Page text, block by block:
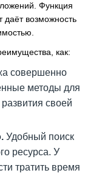
Функция
возможность
как:
совершенно
методы для
своей
Удобный поиск
ресурса. У
тратить время